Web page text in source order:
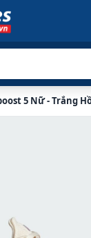
5 Nữ - Trắng